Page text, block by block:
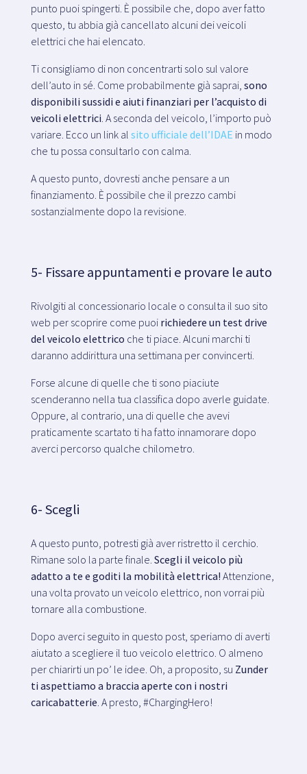
punto puoi spingerti. È possibile che, dopo aver fatto
questo, tu abbia già cancellato alcuni dei veicoli
elettrici che hai elencato.
Ti consigliamo di non concentrarti solo sul valore
dell’auto in sé. Come probabilmente già saprai, sono
disponibili sussidi e aiuti finanziari per l’acquisto di
veicoli elettrici . A seconda del veicolo, l’importo può
variare. Ecco un link al sito ufficiale dell’IDAE in modo
che tu possa consultarlo con calma.
A questo punto, dovresti anche pensare a un
finanziamento. È possibile che il prezzo cambi
sostanzialmente dopo la revisione.
5- Fissare appuntamenti e provare le auto
Rivolgiti al concessionario locale o consulta il suo sito
web per scoprire come puoi richiedere un test drive
del veicolo elettrico che ti piace. Alcuni marchi ti
daranno addirittura una settimana per convincerti.
Forse alcune di quelle che ti sono piaciute
scenderanno nella tua classifica dopo averle guidate.
Oppure, al contrario, una di quelle che avevi
praticamente scartato ti ha fatto innamorare dopo
averci percorso qualche chilometro.
6- Scegli
A questo punto, potresti già aver ristretto il cerchio.
Rimane solo la parte finale. Scegli il veicolo più
adatto a te e goditi la mobilità elettrica! Attenzione,
una volta provato un veicolo elettrico, non vorrai più
tornare alla combustione.
Dopo averci seguito in questo post, speriamo di averti
aiutato a scegliere il tuo veicolo elettrico. O almeno
per chiarirti un po’ le idee. Oh, a proposito, su Zunder
ti aspettiamo a braccia aperte con i nostri
caricabatterie . A presto, #ChargingHero!